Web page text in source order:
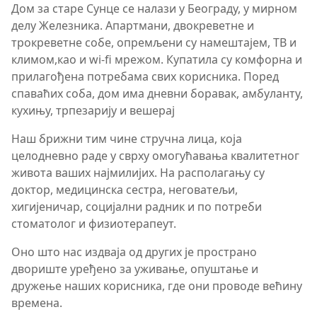
Дом за старе Сунце се налази у Београду, у мирном
делу Железника. Апартмани, двокреветне и
трокреветне собе, опремљени су намештајем, ТВ и
климом,као и wi-fi мрежом. Купатила су комфорна и
прилагођена потребама свих корисника. Поред
спаваћих соба, дом има дневни боравак, амбуланту,
кухињу, трпезарију и вешерај
Наш брижни тим чине стручна лица, која
целодневно раде у сврху омогућавања квалитетног
живота ваших најмилијих. На располагању су
доктор, медицинска сестра, неговатељи,
хигијеничар, социјални радник и по потреби
стоматолог и физиотерапеут.
Оно што нас издваја од других је пространо
двориште уређено за уживање, опуштање и
дружење наших корисника, где они проводе већину
времена.